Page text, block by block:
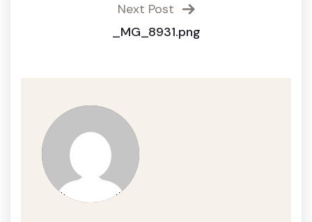
Next Post
_MG_8931.png